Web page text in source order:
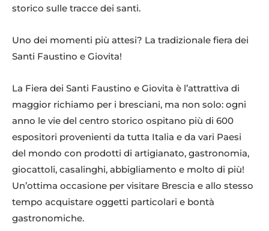
storico sulle tracce dei santi.
Uno dei momenti più attesi? La tradizionale fiera dei
Santi Faustino e Giovita!
La Fiera dei Santi Faustino e Giovita è l’attrattiva di
maggior richiamo per i bresciani, ma non solo: ogni
anno le vie del centro storico ospitano più di 600
espositori provenienti da tutta Italia e da vari Paesi
del mondo con prodotti di artigianato, gastronomia,
giocattoli, casalinghi, abbigliamento e molto di più!
Un’ottima occasione per visitare Brescia e allo stesso
tempo acquistare oggetti particolari e bontà
gastronomiche.